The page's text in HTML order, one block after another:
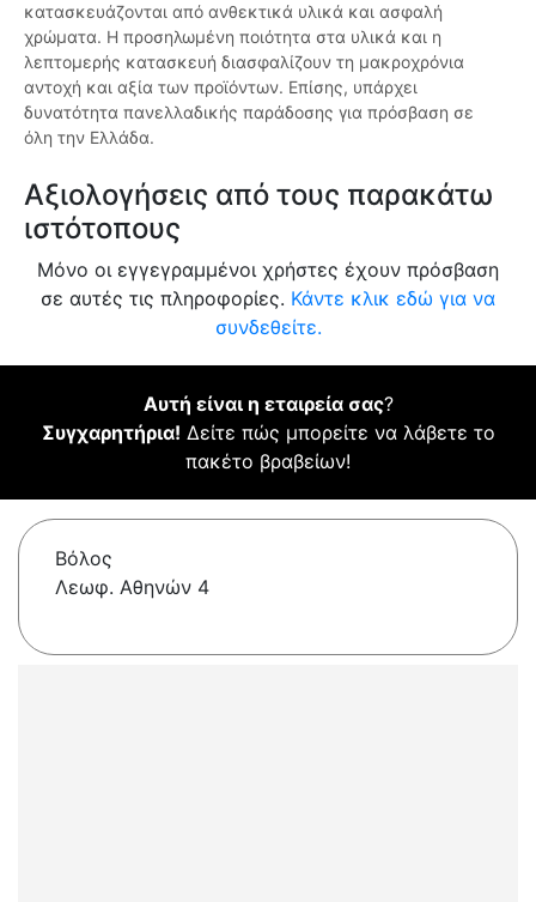
κατασκευάζονται από ανθεκτικά υλικά και ασφαλή
χρώματα. Η προσηλωμένη ποιότητα στα υλικά και η
λεπτομερής κατασκευή διασφαλίζουν τη μακροχρόνια
αντοχή και αξία των προϊόντων. Επίσης, υπάρχει
δυνατότητα πανελλαδικής παράδοσης για πρόσβαση σε
όλη την Ελλάδα.
Αξιολογήσεις από τους παρακάτω
ιστότοπους
Μόνο οι εγγεγραμμένοι χρήστες έχουν πρόσβαση
σε αυτές τις πληροφορίες. Κάντε κλικ εδώ για να
συνδεθείτε.
Αυτή είναι η εταιρεία σας?
Συγχαρητήρια! Δείτε πώς μπορείτε να λάβετε το
πακέτο βραβείων!
Βόλος
Λεωφ. Αθηνών 4